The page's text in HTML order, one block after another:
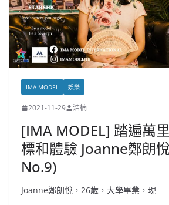
IMA MODEL 娛樂
2021-11-29 浩楠
[IMA MODEL] 踏遍萬
標和體驗 Joanne鄭朗
No.9)
Joanne鄭朗悅，26歲，大學畢業，現